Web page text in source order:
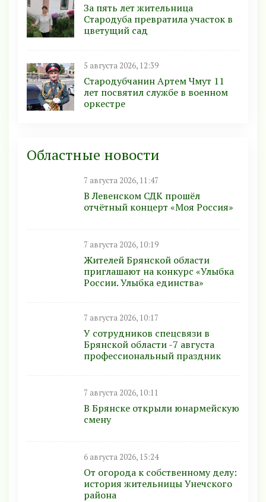
За пять лет жительница
Стародуба превратила участок в
цветущий сад
5 августа 2026, 12:39
Стародубчанин Артем Чмут 11
лет посвятил службе в военном
оркестре
Областные новости
7 августа 2026, 11:47
В Левенском СДК прошёл
отчётный концерт «Моя Россия»
7 августа 2026, 10:19
Жителей Брянской области
приглашают на конкурс «Улыбка
России. Улыбка единства»
7 августа 2026, 10:17
У сотрудников спецсвязи в
Брянской области -7 августа
профессиональный праздник
7 августа 2026, 10:11
В Брянске открыли юнармейскую
смену
6 августа 2026, 15:24
От огорода к собственному делу:
история жительницы Унечского
района